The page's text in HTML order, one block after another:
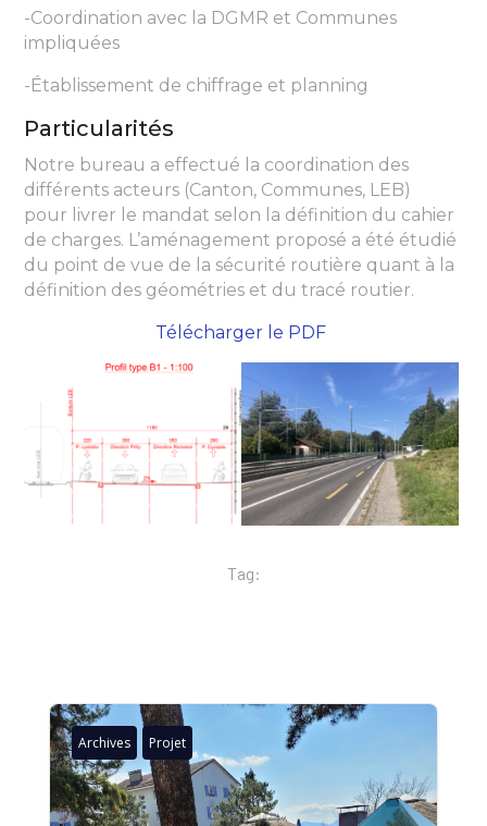
-Coordination avec la DGMR et Communes
impliquées
-Établissement de chiffrage et planning
Particularités
Notre bureau a effectué la coordination des
différents acteurs (Canton, Communes, LEB)
pour livrer le mandat selon la définition du cahier
de charges. L’aménagement proposé a été étudié
du point de vue de la sécurité routière quant à la
définition des géométries et du tracé routier.
Télécharger le PDF
Tag:
Archives Projet